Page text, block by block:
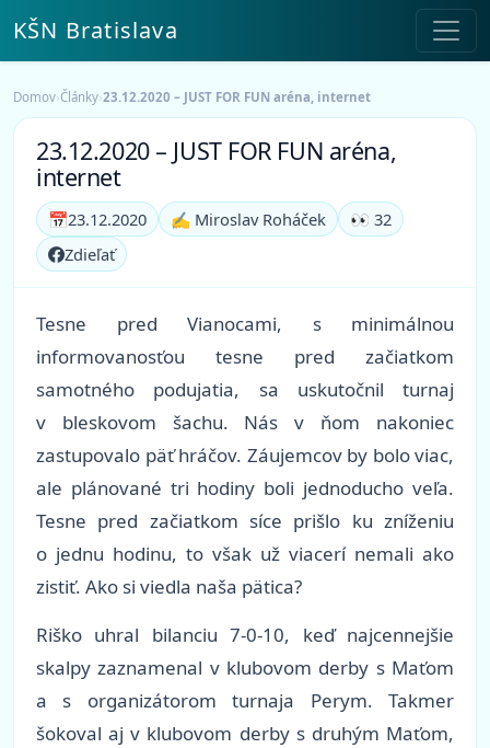
KŠN Bratislava
Domov›Články›23.12.2020 – JUST FOR FUN aréna, internet
23.12.2020 – JUST FOR FUN aréna,
internet
📅23.12.2020 ✍️ Miroslav Roháček
👀 32
Zdieľať
Tesne pred Vianocami, s minimálnou
informovanosťou tesne pred začiatkom
samotného podujatia, sa uskutočnil turnaj
v bleskovom šachu. Nás v ňom nakoniec
zastupovalo päť hráčov. Záujemcov by bolo viac,
ale plánované tri hodiny boli jednoducho veľa.
Tesne pred začiatkom síce prišlo ku zníženiu
o jednu hodinu, to však už viacerí nemali ako
zistiť. Ako si viedla naša pätica?
Riško uhral bilanciu 7-0-10, keď najcennejšie
skalpy zaznamenal v klubovom derby s Maťom
a s organizátorom turnaja Perym. Takmer
šokoval aj v klubovom derby s druhým Maťom,